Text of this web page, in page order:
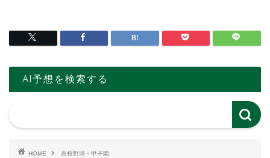
AI予想を検索する
HOME
高校野球・甲子園